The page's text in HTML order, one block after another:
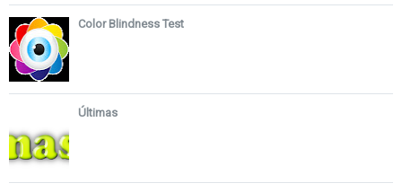
Color Blindness Test
Últimas